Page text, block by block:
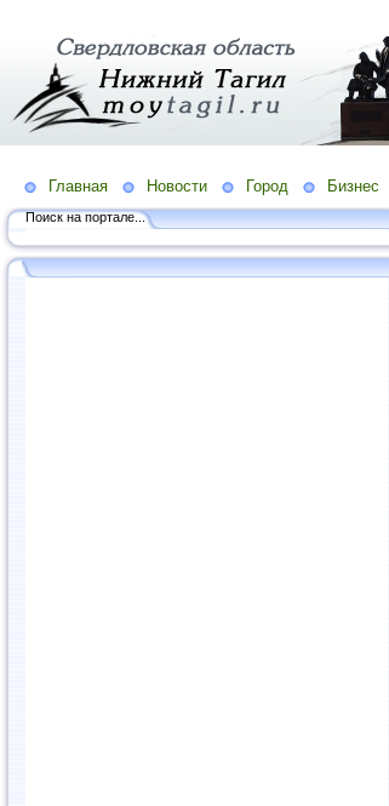
Главная Новости Город Бизнес
Поиск на портале...